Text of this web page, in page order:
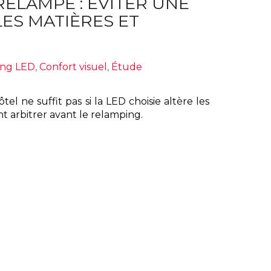
MATIÈRES ET
LED, Confort visuel , Étude
ne suffit pas si la LED choisie altère les
arbitrer avant le relamping.